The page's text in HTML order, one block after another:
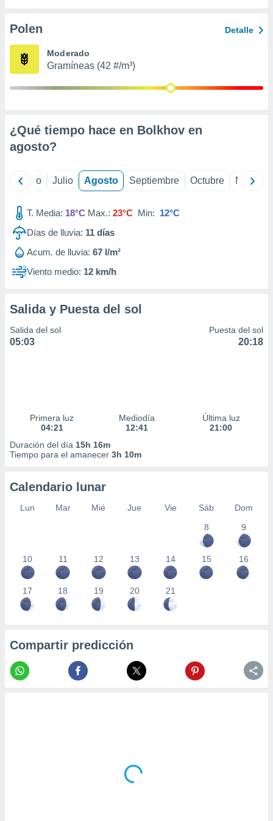
e
mediante
de
1199
Polen Detalle
Moderado
Gramíneas (42 #/m³)
¿Qué tiempo hace en Bolkhov en
agosto?
Junio Julio Agosto Septiembre Octubre
T. Media: 18°C Max.: 23°C Min: 12°C
Días de lluvia: 11 días
Acum. de lluvia: 67 l/m²
Viento medio: 12 km/h
Salida y Puesta del sol
Salida del sol
05:03
Puesta del sol
20:18
Primera luz
04:21
Mediodía
12:41
Última luz
21:00
Duración del día 15h 16m
Tiempo para el amanecer 3h 10m
Calendario lunar
Lun Mar Mié Jue Vie Sáb
Dom
8
9
10 11 12 13 14 15 16
17 18 19 20 21
Compartir predicción